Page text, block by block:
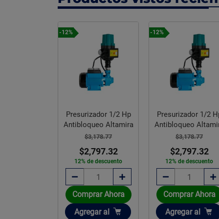
-12%
Presurizador 1/2 Hp
Antibloqueo Altamira
$3,178.77
$2,797.32
12% de descuento
Comprar Ahora
Añadir
Agregar al
-12%
Presurizador 1/2
Antibloqueo
$3,178.77
$2,797.32
12% de descuento
Comprar Ahora
Añadir
Agregar al